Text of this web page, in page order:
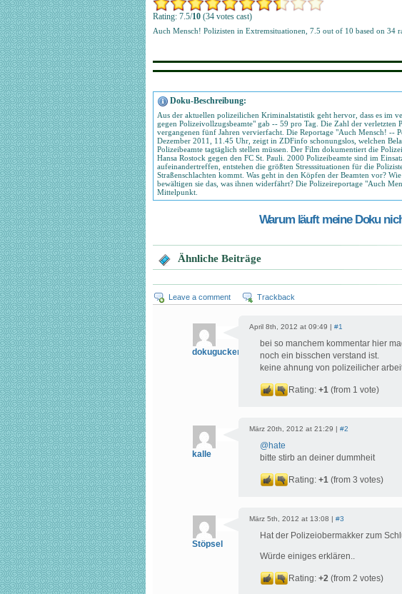
Rating: 7.5/10 (34 votes cast)
Auch Mensch! Polizisten in Extremsituationen 7.5 out of 10 based on 34
Doku-Beschreibung:
Aus der aktuellen polizeilichen Kriminalstatistik geht hervor, dass es im
gegen Polizeivollzugsbeamte" gab -- 59 pro Tag. Die Zahl der verletzten
vergangenen fünf Jahren vervierfacht. Die Reportage "Auch Mensch! --
Dezember 2011, 11.45 Uhr, zeigt in ZDFinfo schonungslos, welchen
Polizeibeamte tagtäglich stellen müssen. Der Film dokumentiert die
Hansa Rostock gegen den FC St. Pauli. 2000 Polizeibeamte sind im
aufeinandertreffen, entstehen die größten Stresssituationen für die
Straßenschlachten kommt. Was geht in den Köpfen der Beamten vor?
bewältigen sie das, was ihnen widerfährt? Die Polizeireportage "Auch
Mittelpunkt.
Warum läuft meine Doku
Ähnliche Beiträge
Leave a comment Trackback
dokugucker
April 8th, 2012 at 09:49 | #1
bei so manchem kommentar hier
noch ein bisschen verstand ist.
keine ahnung von polizeilicher
Rating: +1 (from 1 vote)
kalle
März 20th, 2012 at 21:29 | #2
@ hate
bitte stirb an deiner dummheit
Rating: +1 (from 3 votes)
Stöpsel
März 5th, 2012 at 13:08 | #3
Hat der Polizeiobermakker zum
Würde einiges erklären..
Rating: +2 (from 2 votes)